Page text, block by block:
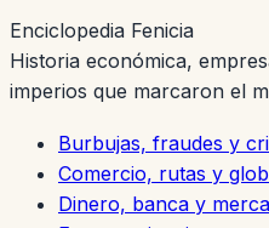
Transformó
Florida
Enciclopedia Fenicia
Historia económica,
imperios que marcaron el
Burbujas, fraudes y
Comercio, rutas y
Dinero, banca y